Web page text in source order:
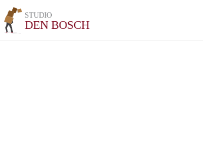
STUDIO
DEN BOSCH